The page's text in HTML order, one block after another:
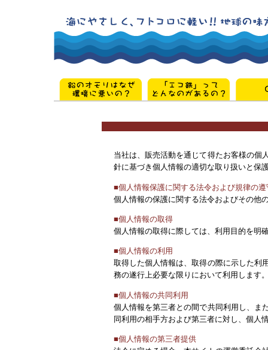
当社は、販売活動を通じて得たお客様の個
針に基づき個人情報の適切な取り扱いと保
■個人情報保護に関する法令および規律の遵
個人情報の保護に関する法令およびその他
■個人情報の取得
個人情報の取得に際しては、利用目的を明
■個人情報の利用
取得した個人情報は、取得の際に示した利
務の遂行上必要な限りにおいて利用します
■個人情報の共同利用
個人情報を第三者との間で共同利用し、ま
同利用の相手方および第三者に対し、個人
■個人情報の第三者提供